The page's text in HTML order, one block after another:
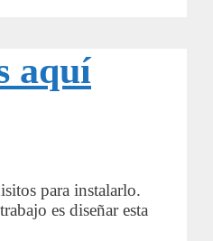
aquí
para instalarlo.
es diseñar esta